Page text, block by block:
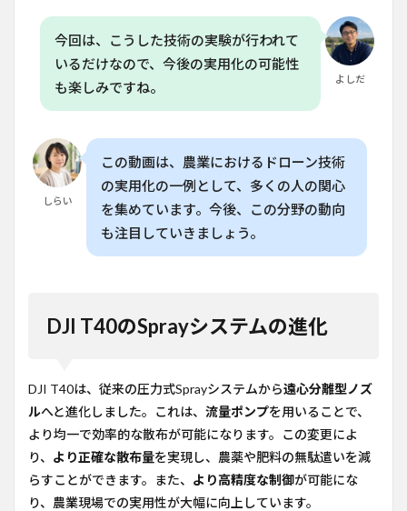
よしだ
今回は、こうした技術の実験が行われて
いるだけなので、今後の実用化の可能性
も楽しみですね。
しらい
この動画は、農業におけるドローン技術
の実用化の一例として、多くの人の関心
を集めています。今後、この分野の動向
も注目していきましょう。
DJI T40のSprayシステムの進化
DJI T40は、従来の圧力式Sprayシステムから遠心分離型ノズ
ルへと進化しました。これは、 流量ポンプを用いることで、
より均一で効率的な散布が可能になります。この変更によ
り、 より正確な散布量を実現し、農薬や肥料の無駄遣いを減
らすことができます。また、 より高精度な制御が可能にな
り、農業現場での実用性が大幅に向上しています。